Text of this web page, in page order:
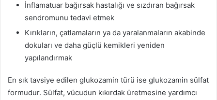
İnflamatuar bağırsak hastalığı ve sızdıran bağırsak
sendromunu tedavi etmek
Kırıkların, çatlamaların ya da yaralanmaların akabinde
dokuları ve daha güçlü kemikleri yeniden
yapılandırmak
En sık tavsiye edilen glukozamin türü ise glukozamin sülfat
formudur. Sülfat, vücudun kıkırdak üretmesine yardımcı